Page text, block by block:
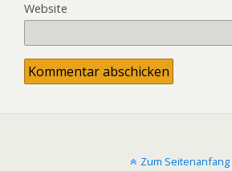
Website
Zum Seitenanfang